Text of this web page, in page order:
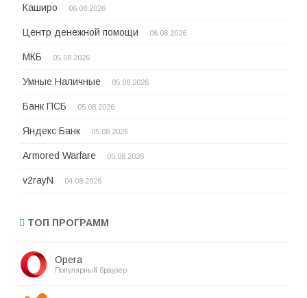
Каширо 06.08.2026
Центр денежной помощи 06.08.2026
МКБ 05.08.2026
Умные Наличные 05.08.2026
Банк ПСБ 05.08.2026
Яндекс Банк 05.08.2026
Armored Warfare 05.08.2026
v2rayN 04.08.2026
ТОП ПРОГРАММ
Opera
Популярный браузер